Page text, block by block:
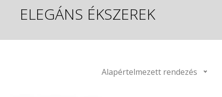
ELEGÁNS ÉKSZEREK
Alapértelmezett rendezés